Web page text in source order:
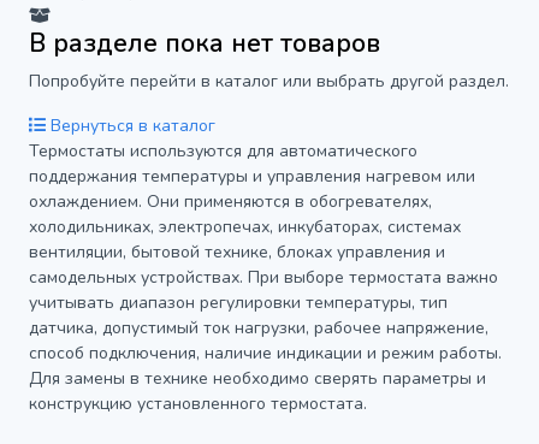
В разделе пока нет товаров
Попробуйте перейти в каталог или выбрать другой раздел.
Вернуться в каталог
Термостаты используются для автоматического
поддержания температуры и управления нагревом или
охлаждением. Они применяются в обогревателях,
холодильниках, электропечах, инкубаторах, системах
вентиляции, бытовой технике, блоках управления и
самодельных устройствах. При выборе термостата важно
учитывать диапазон регулировки температуры, тип
датчика, допустимый ток нагрузки, рабочее напряжение,
способ подключения, наличие индикации и режим работы.
Для замены в технике необходимо сверять параметры и
конструкцию установленного термостата.